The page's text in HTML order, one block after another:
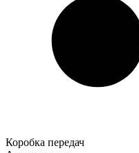
Коробка передач